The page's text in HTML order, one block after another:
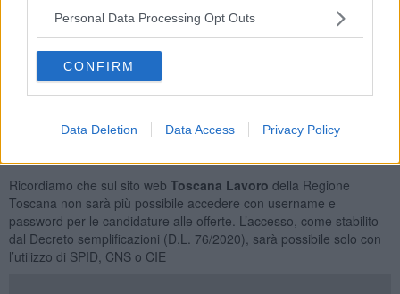
Personal Data Processing Opt Outs
CONFIRM
Data Deletion Data Access Privacy Policy
Lavoro Nel Fine Settimana22
Tipologia Contratto
Lavoro a Tempo Determinato
Lavoro a Tempo Indeterminato42
Posizioni Totali: 177
Ricordiamo che sul sito web Toscana Lavoro della Regione
Toscana non sarà più possibile accedere con username e
password per le candidature alle offerte. L’accesso, come stabilito
dal Decreto semplificazioni (D.L. 76/2020), sarà possibile solo con
l’utilizzo di SPID, CNS o CIE